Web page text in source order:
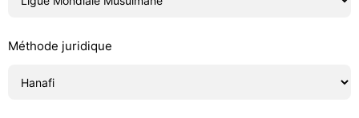
Méthode juridique